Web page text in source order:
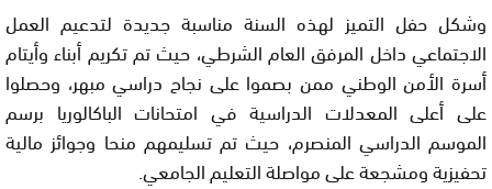
وشكل حفل التميز لهذه السنة مناسبة جديدة لتدعيم العمل
الاجتماعي داخل المرفق العام الشرطي، حيث تم تكريم أبناء وأيتام
أسرة الأمن الوطني ممن بصموا على نجاح دراسي مبهر، وحصلوا
على أعلى المعدلات الدراسية في امتحانات الباكالوريا برسم
الموسم الدراسي المنصرم، حيث تم تسليمهم منحا وجوائز مالية
تحفيزية ومشجعة على مواصلة التعليم الجامعي.